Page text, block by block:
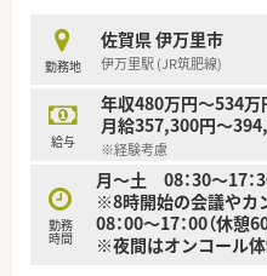
■抗がん剤の対応ができる
■検査値が読める方、ドク
■糖尿や感染症など経験あ
■ケモ、緩和、麻薬、老健
ご経験のある方 等々
勤務地
佐賀県 伊万里市
伊万里駅 (JR筑肥線)
給与
年収480万円～534万
月給357,300円～
※経験考慮
勤務
時間
月～土 08：30～17：
※8時開始の会議やカ
08：00～17：00（休憩
※夜間はオンコール